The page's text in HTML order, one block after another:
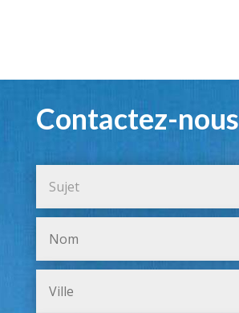
Contactez-nous